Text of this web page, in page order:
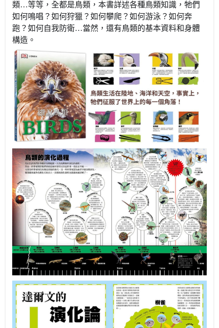
類…等等，全都是鳥類，本書詳述各種鳥類知識，牠們
如何鳴唱？如何狩獵？如何攀爬？如何游泳？如何奔
跑？如何自我防衛…當然，還有鳥類的基本資料和身體
構造。